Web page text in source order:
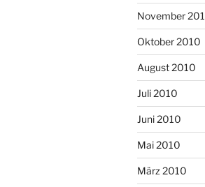
November
Oktober 2010
August 2010
Juli 2010
Juni 2010
Mai 2010
März 2010